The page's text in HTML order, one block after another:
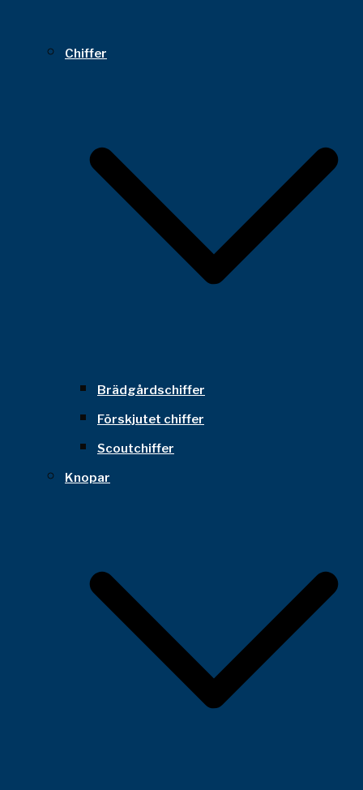
Chiffer
Brädgårdschiffer
Förskjutet chiffer
Scoutchiffer
Knopar